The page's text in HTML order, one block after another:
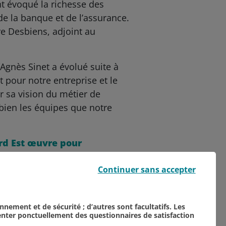
évoqué la richesse des
la banque et de l’assurance.
Desbiens, adjoint au
Sinet a évolué suite à
pour notre entreprise et le
sa vision du métier de
les équipes que notre
Est œuvre pour
TOUTES NOS ACTUALITÉS
et de sécurité ; d’autres sont facultatifs. Les
ponctuellement des questionnaires de satisfaction
Continuer sans accepter